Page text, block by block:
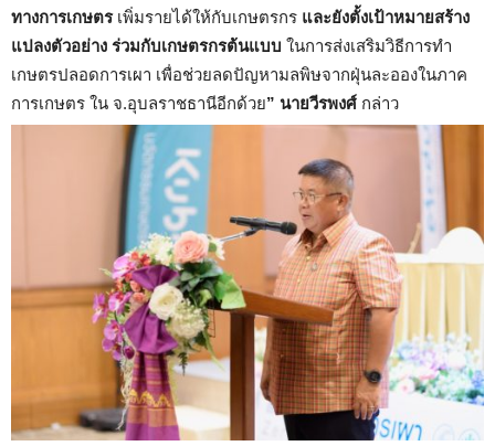
ทางการเกษตรเพิ่มรายได้ให้กับเกษตรกร และยังตั้งเป้าหมายสร้าง
แปลงตัวอย่าง ร่วมกับเกษตรกรต้นแบบ ในการส่งเสริมวิธีการทำ
เกษตรปลอดการเผา เพื่อช่วยลดปัญหามลพิษจากฝุ่นละอองในภาค
การเกษตร ใน จ.อุบลราชธานีอีกด้วย” นายวีรพงศ์ กล่าว